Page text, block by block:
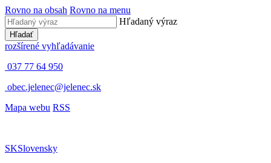
Rovno na obsah Rovno na menu
Hľadaný výraz
Hľadať
rozšírené vyhľadávanie
037 77 64 950
obec.jelenec@jelenec.sk
Mapa webu RSS
SKSlovensky